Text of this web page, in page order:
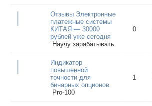
Отзывы Электронные
платежные системы
КИТАЯ — 30000
рублей уже сегодня
Научу зарабатывать
0
Индикатор
повышенной
точности для
бинарных опционов
Pro-100
1